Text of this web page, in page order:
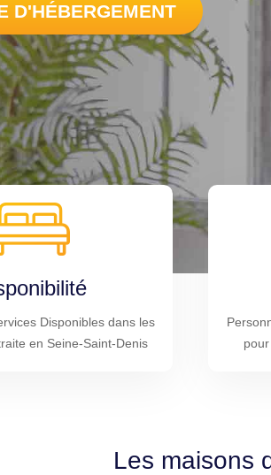
D'HÉBERGEMENT
Disponibles dans les
en Seine-Saint-Denis
Les maisons